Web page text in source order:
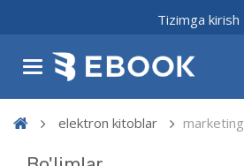
Tizimga kirish
elektron kitoblar marketing